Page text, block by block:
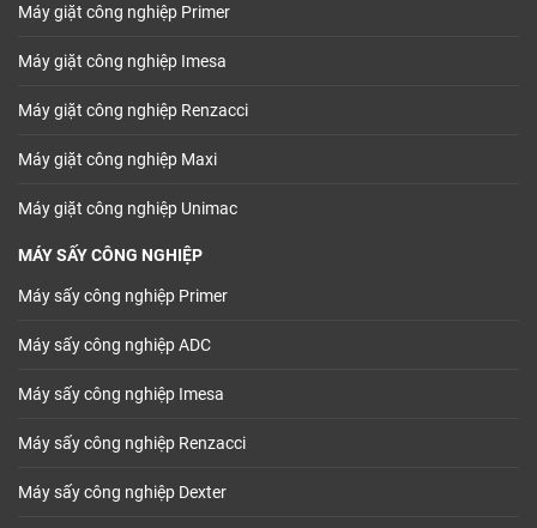
Máy giặt công nghiệp Primer
Máy giặt công nghiệp Imesa
Máy giặt công nghiệp Renzacci
Máy giặt công nghiệp Maxi
Máy giặt công nghiệp Unimac
MÁY SẤY CÔNG NGHIỆP
Máy sấy công nghiệp Primer
Máy sấy công nghiệp ADC
Máy sấy công nghiệp Imesa
Máy sấy công nghiệp Renzacci
Máy sấy công nghiệp Dexter